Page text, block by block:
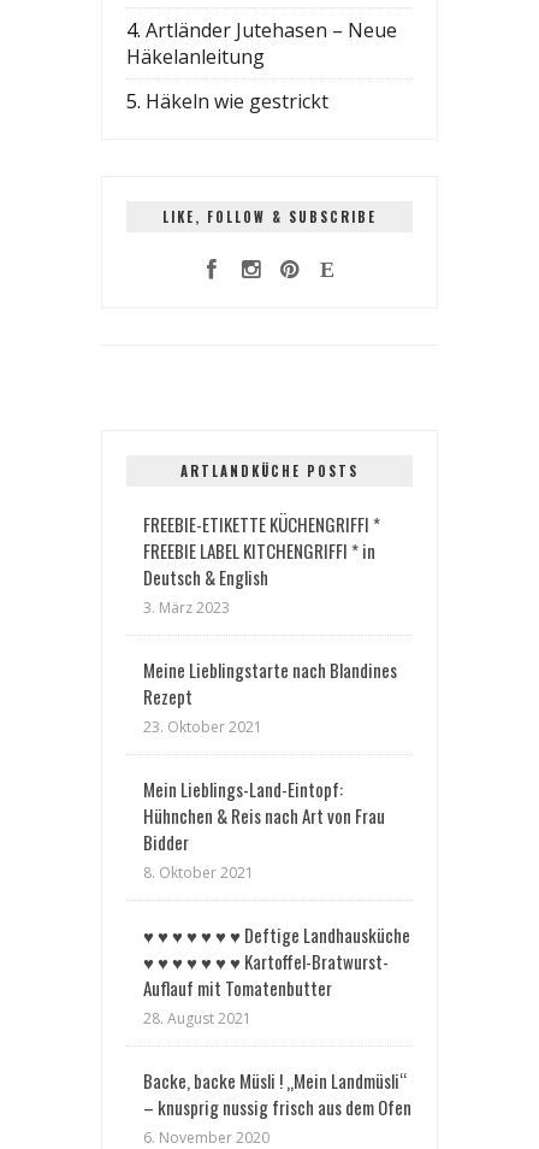
4. Artländer Jutehasen – Neue
Häkelanleitung
5. Häkeln wie gestrickt
LIKE, FOLLOW & SUBSCRIBE
ARTLANDKÜCHE POSTS
FREEBIE-ETIKETTE KÜCHENGRIFFI *
FREEBIE LABEL KITCHENGRIFFI * in
Deutsch & English
3. März 2023
Meine Lieblingstarte nach Blandines
Rezept
23. Oktober 2021
Mein Lieblings-Land-Eintopf:
Hühnchen & Reis nach Art von Frau
Bidder
8. Oktober 2021
♥︎ ♥︎ ♥︎ ♥︎ ♥︎ ♥︎ ♥︎ Deftige Landhausküche
♥︎ ♥︎ ♥︎ ♥︎ ♥︎ ♥︎ ♥︎ Kartoffel-Bratwurst-
Auflauf mit Tomatenbutter
28. August 2021
Backe, backe Müsli ! „Mein Landmüsli“
– knusprig nussig frisch aus dem Ofen
6. November 2020